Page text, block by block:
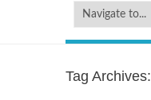
Tag Archives: